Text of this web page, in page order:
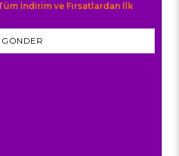
İndirim ve Fırsatlardan İlk
GÖNDER